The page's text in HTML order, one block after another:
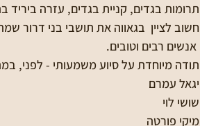
תרומות בגדים, קניית בגדים, עזרה ביריד
חשוב לציין  בגאווה את תושבי בני דרור
תודה מיוחדת על סיוע משמעותי - לפני,
יגאל עמרם
שושי לוי
מיקי פורטה